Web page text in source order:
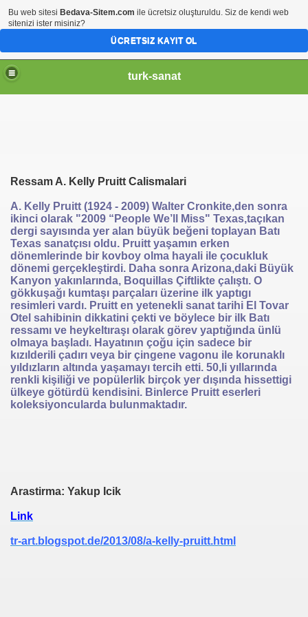
turk-sanat
Ressam A. Kelly Pruitt Calismalari
A. Kelly Pruitt (1924 - 2009) Walter Cronkite,den sonra
ikinci olarak "2009 “People We’ll Miss" Texas,taçıkan
dergi sayısında yer alan büyük beğeni toplayan Batı
Texas sanatçısı oldu. Pruitt yaşamın erken
dönemlerinde bir kovboy olma hayali ile çocukluk
dönemi gerçekleştirdi. Daha sonra Arizona,daki Büyük
Kanyon yakınlarında, Boquillas Çiftlikte çalıştı. O
gökkuşağı kumtaşı parçaları üzerine ilk yaptıgı
resimleri vardı. Pruitt en yetenekli sanat tarihi El Tovar
Otel sahibinin dikkatini çekti ve böylece bir ilk Batı
ressamı ve heykeltıraşı olarak görev yaptığında ünlü
olmaya başladı. Hayatının çoğu için sadece bir
kızılderili çadırı veya bir çingene vagonu ile korunaklı
yıldızların altında yaşamayı tercih etti. 50,li yıllarında
renkli kişiliği ve popülerlik birçok yer dışında hissettigi
ülkeye götürdü kendisini. Binlerce Pruitt eserleri
koleksiyoncularda bulunmaktadır.
Arastirma: Yakup Icik
Link
tr-art.blogspot.de/2013/08/a-kelly-pruitt.html
Bu web sitesi Bedava-Sitem.com ile ücretsiz oluşturuldu. Siz de kendi web
sitenizi ister misiniz?
ÜCRETSIZ KAYIT OL